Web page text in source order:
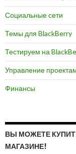
Социальные сети
Темы для BlackBerry
Тестируем на
Управление
Финансы
ВЫ МОЖЕТЕ
МАГАЗИНЕ!